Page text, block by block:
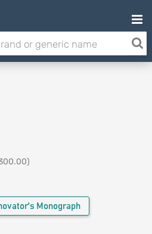
Monograph